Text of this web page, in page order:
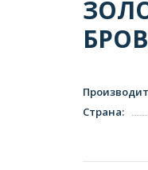
Страна: